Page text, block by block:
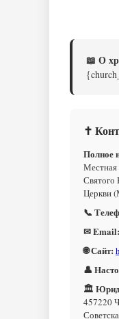
📖 О
✝
Полное
Местная
Святого
Церкви
📞
✉ Email:
🌐 Сайт:
👤
🏛
457220